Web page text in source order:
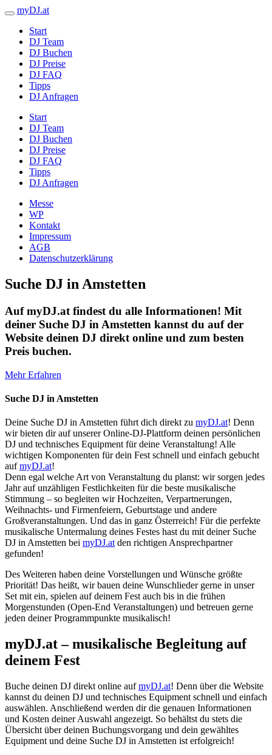
myDJ.at
Start
DJ Team
DJ Buchen
DJ Preise
DJ FAQ
Tipps
DJ Anfragen
Start
DJ Team
DJ Buchen
DJ Preise
DJ FAQ
Tipps
DJ Anfragen
Messe
WP
Kontakt
Impressum
AGB
Datenschutzerklärung
Suche DJ in Amstetten
Auf myDJ.at findest du alle Informationen! Mit
deiner Suche DJ in Amstetten kannst du auf der
Website deinen DJ direkt online und zum besten
Preis buchen.
Mehr Erfahren
Suche DJ in Amstetten
Deine Suche DJ in Amstetten führt dich direkt zu myDJ.at! Denn
wir bieten dir auf unserer Online-DJ-Plattform deinen persönlichen
DJ und technisches Equipment für deine Veranstaltung! Alle
wichtigen Komponenten für dein Fest schnell und einfach gebucht
aufmyDJ.at!
Denn egal welche Art von Veranstaltung du planst: wir sorgen jedes
Jahr auf unzähligen Festlichkeiten für die beste musikalische
Stimmung – so begleiten wir Hochzeiten, Verpartnerungen,
Weihnachts- und Firmenfeiern, Geburtstage und andere
Großveranstaltungen. Und das in ganz Österreich! Für die perfekte
musikalische Untermalung deines Festes hast du mit deiner Suche
DJ in Amstetten bei myDJ.at den richtigen Ansprechpartner
gefunden!
Des Weiteren haben deine Vorstellungen und Wünsche größte
Priorität! Das heißt, wir bauen deine Wunschlieder gerne in unser
Set mit ein, spielen auf deinem Fest auch bis in die frühen
Morgenstunden (Open-End Veranstaltungen) und betreuen gerne
jeden deiner Programmpunkte musikalisch!
myDJ.at – musikalische Begleitung auf
deinem Fest
Buche deinen DJ direkt online aufmyDJ.at! Denn über die Website
kannst du deinen DJ und technisches Equipment schnell und einfach
auswählen. Anschließend werden dir die genauen Informationen
und Kosten deiner Auswahl angezeigt. So behältst du stets die
Übersicht über deinen Buchungsvorgang und dein gewähltes
Equipment und deine Suche DJ in Amstetten ist erfolgreich!